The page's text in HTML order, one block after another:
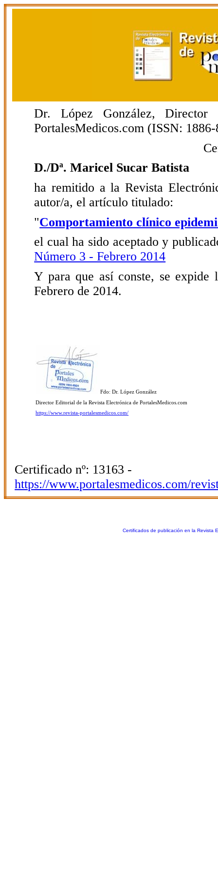
Dr. López González,
PortalesMedicos.com (ISSN:
D./Dª. Maricel Sucar Batista
ha remitido a la Revista
autor/a, el artículo titulado:
"Comportamiento clínico
el cual ha sido aceptado y
Número 3 - Febrero 2014
Y para que así conste, se
Febrero de 2014.
Fdo: Dr. López González
Director Editorial de la Revista Electrónica de PortalesMedicos.com
https://www.revista-portalesmedicos.com/
Certificado nº: 13163 -
https://www.portalesmedicos.com/
Certificados de publicación en la Revista